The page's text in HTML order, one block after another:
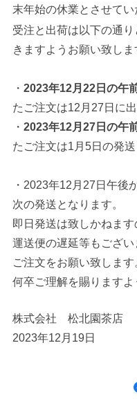
末年始の休業とさせてい
受注と出荷は以下の通
きますようお願い致しま
・ 2023年12月22日の午
たご注文は12月27日に
・ 2023年12月27日の午
たご注文は1月5日の発送
・2023年12月27日午後
次の発送となります。
即日発送は致しかねます
運送便の遅延等もござ
ご注文をお願い致します
何卒ご理解を賜りますよ
株式会社 松北園茶店
2023年12月19日